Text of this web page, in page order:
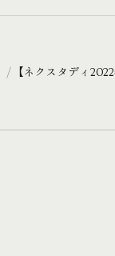
【ネクスタディ